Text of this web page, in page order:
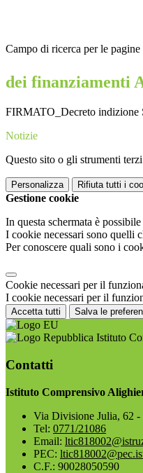
Campo di ricerca per le pagine
dei finanziamenti
FIRMATO_Decreto indizione
Notizie
Questo sito o gli strumenti
Personalizza Rifiuta tutti i
Gestione cookie
In questa schermata è
I cookie necessari sono quelli
Per conoscere quali sono i
Cookie necessari per il
I cookie necessari per il
Accetta tutti Salva le
Istituto
Contatti
Istituto Comprensivo
Via Divisione Julia, 62
Tel: 0771/21086
Email:
PEC:
C.F.: 90028050590